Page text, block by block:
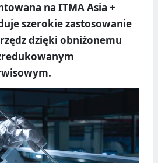
na ITMA Asia +
szerokie zastosowanie
dzięki obniżonemu